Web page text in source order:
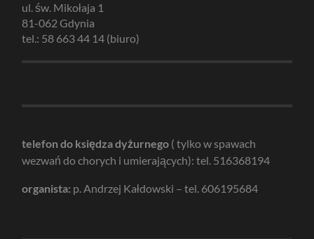
ul. św. Mikołaja 1
81-062 Gdynia
tel.: 58 663 44 14 (biuro)
telefon do księdza dyżurnego ( tylko w spawach
wezwań do chorych i umierających): tel. 516368194
organista: p. Andrzej Kałdowski – tel. 606195684